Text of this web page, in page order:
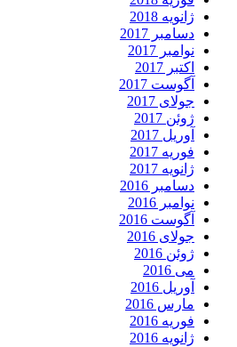
ژانویه 2018
دسامبر 2017
نوامبر 2017
اکتبر 2017
آگوست 2017
جولای 2017
ژوئن 2017
آوریل 2017
فوریه 2017
ژانویه 2017
دسامبر 2016
نوامبر 2016
آگوست 2016
جولای 2016
ژوئن 2016
می 2016
آوریل 2016
مارس 2016
فوریه 2016
ژانویه 2016